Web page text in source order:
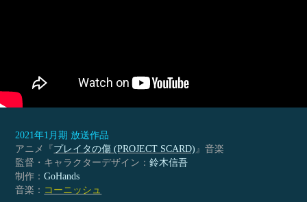
2021年1月期 放送作品
アニメ『 プレイタの傷 (PROJECT SCARD) 』音楽
監督・キャラクターデザイン：鈴木信吾
制作：GoHands
音楽： コーニッシュ